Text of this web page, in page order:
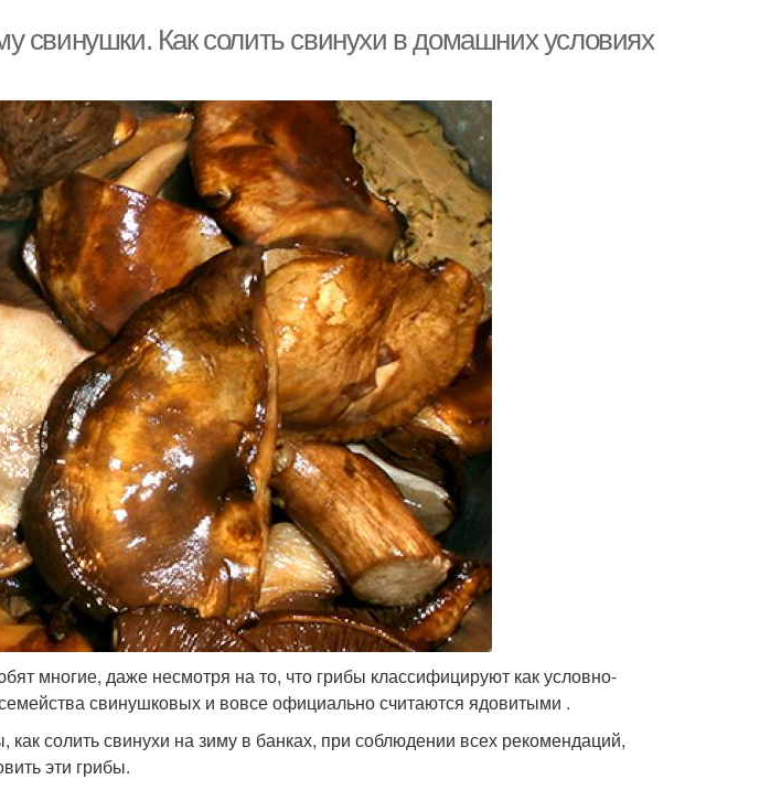
свинушки. Как солить свинухи в домашних условиях
многие, даже несмотря на то, что грибы классифицируют как условно-
свинушковых и вовсе официально считаются ядовитыми .
солить свинухи на зиму в банках, при соблюдении всех рекомендаций,
эти грибы.